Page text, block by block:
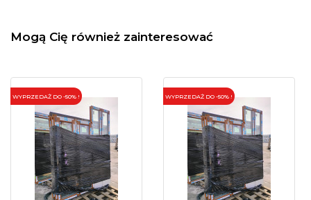
Mogą Cię również zainteresować
WYPRZEDAŻ DO -50% ! WYPRZEDAŻ DO -50% !